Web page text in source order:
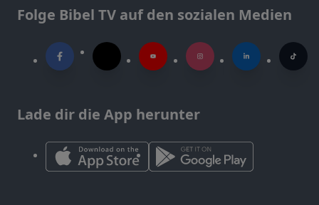
Folge Bibel TV auf den sozialen Medien
Lade dir die App herunter